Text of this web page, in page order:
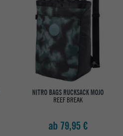
NITRO BAGS RUCKSACK MOJO
REEF BREAK
ab 79,95 €